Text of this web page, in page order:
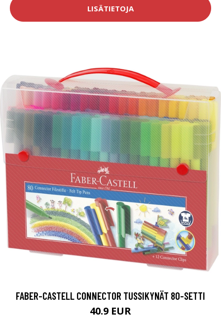
LISÄTIETOJA
FABER-CASTELL CONNECTOR TUSSIKYNÄT 80-SETTI
40.9 EUR